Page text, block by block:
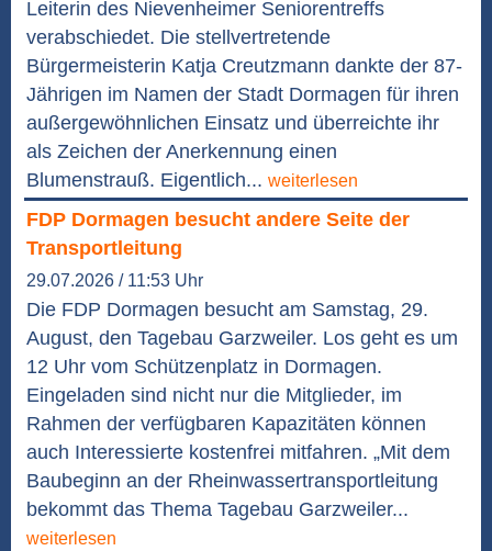
Leiterin des Nievenheimer Seniorentreffs
verabschiedet. Die stellvertretende
Bürgermeisterin Katja Creutzmann dankte der 87-
Jährigen im Namen der Stadt Dormagen für ihren
außergewöhnlichen Einsatz und überreichte ihr
als Zeichen der Anerkennung einen
Blumenstrauß. Eigentlich... weiterlesen
FDP Dormagen besucht andere Seite der
Transportleitung
29.07.2026 / 11:53 Uhr
Die FDP Dormagen besucht am Samstag, 29.
August, den Tagebau Garzweiler. Los geht es um
12 Uhr vom Schützenplatz in Dormagen.
Eingeladen sind nicht nur die Mitglieder, im
Rahmen der verfügbaren Kapazitäten können
auch Interessierte kostenfrei mitfahren. „Mit dem
Baubeginn an der Rheinwassertransportleitung
bekommt das Thema Tagebau Garzweiler...
weiterlesen